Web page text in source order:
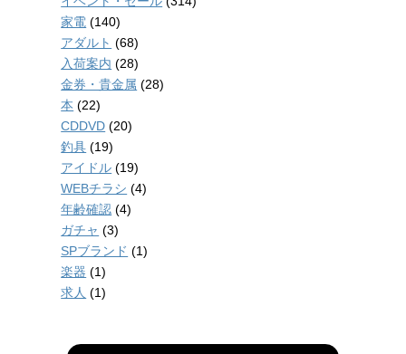
家電 (140)
アダルト (68)
入荷案内 (28)
金券・貴金属 (28)
本 (22)
CDDVD (20)
釣具 (19)
アイドル (19)
WEBチラシ (4)
年齢確認 (4)
ガチャ (3)
SPブランド (1)
楽器 (1)
求人 (1)